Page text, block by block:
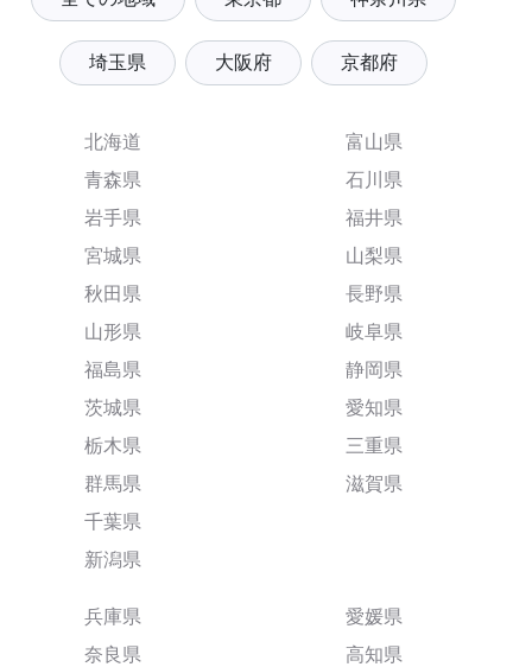
埼玉県 大阪府 京都府
北海道
青森県
岩手県
宮城県
秋田県
山形県
福島県
茨城県
栃木県
群馬県
千葉県
新潟県
富山県
石川県
福井県
山梨県
長野県
岐阜県
静岡県
愛知県
三重県
滋賀県
兵庫県
奈良県
愛媛県
高知県